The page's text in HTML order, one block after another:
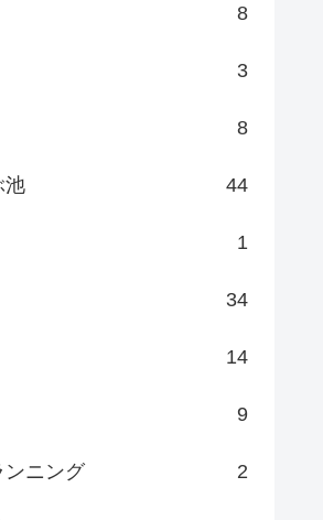
8
3
8
池 44
1
34
14
9
ンニング 2